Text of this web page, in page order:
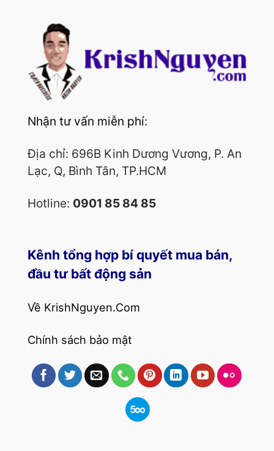
Nhận tư vấn miễn phí:
Địa chỉ: 696B Kinh Dương Vương, P. An
Lạc, Q, Bình Tân, TP.HCM
Hotline: 0901 85 84 85
Kênh tổng hợp bí quyết mua bán,
đầu tư bất động sản
Về KrishNguyen.Com
Chính sách bảo mật